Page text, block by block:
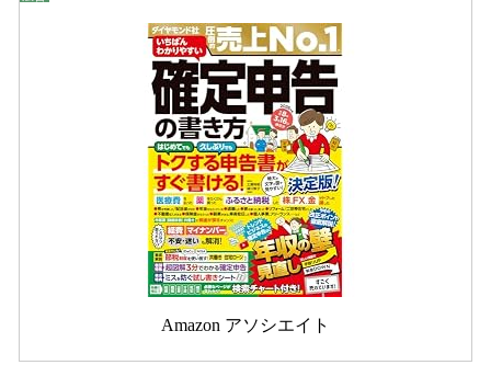
Amazon アソシエイト